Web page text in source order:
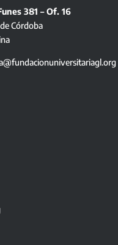
381 – Of. 16
Córdoba